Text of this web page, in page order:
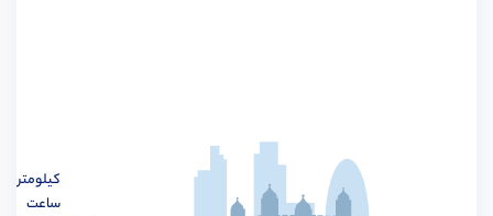
مهندسی مواد
کیلومتر
ساعت